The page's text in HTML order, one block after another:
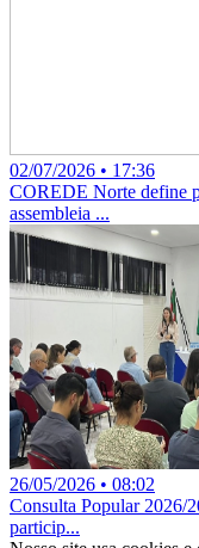
02/07/2026 • 17:36
COREDE Norte define
assembleia ...
26/05/2026 • 08:02
Consulta Popular 2026/
particip...